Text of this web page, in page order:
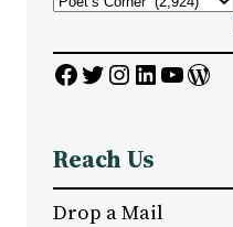
Facebook Twitter InstagramLinkedIn YouTube WordPress
Reach Us
Drop a Mail